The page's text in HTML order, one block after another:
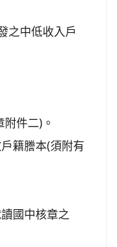
之中低收入戶
件二)。
籍謄本(須附有
國中核章之